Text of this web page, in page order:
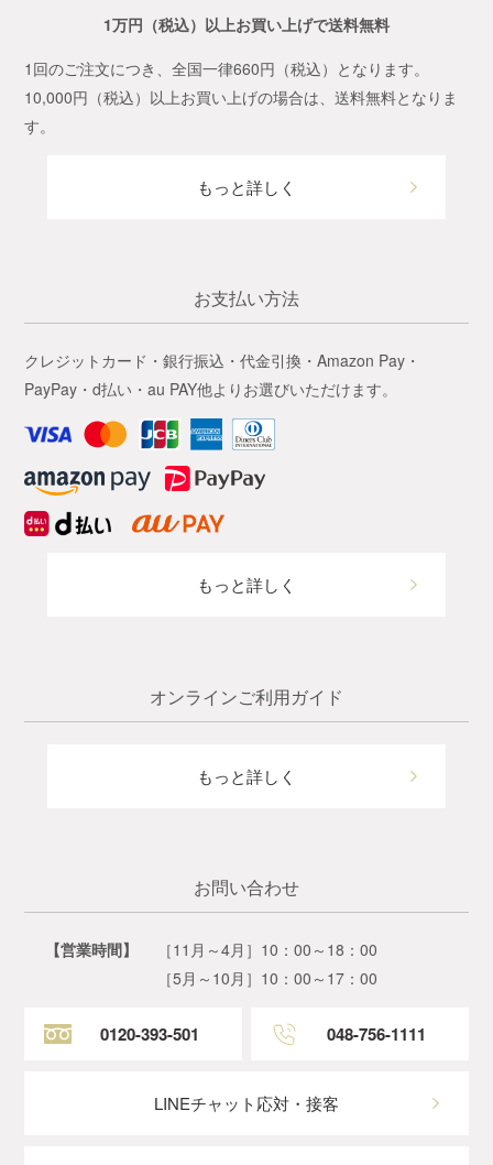
1万円（税込）以上お買い上げで送料無料
1回のご注文につき、全国一律660円（税込）となります。
10,000円（税込）以上お買い上げの場合は、送料無料となりま
す。
もっと詳しく
お支払い方法
クレジットカード・銀行振込・代金引換・Amazon Pay・
PayPay・d払い・au PAY他よりお選びいただけます。
もっと詳しく
オンラインご利用ガイド
もっと詳しく
お問い合わせ
【営業時間】
［11月～4月］10：00～18：00
［5月～10月］10：00～17：00
0120-393-501 048-756-1111
LINEチャット応対・接客